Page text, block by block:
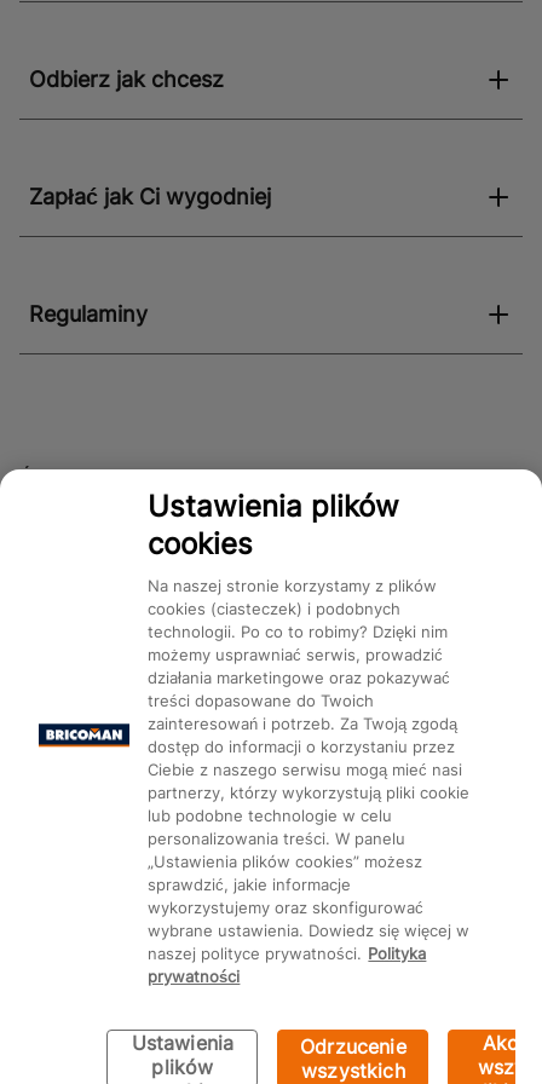
Odbierz jak chcesz
Zapłać jak Ci wygodniej
Regulaminy
Śledź nas!
Mapa Strony: Kategorie Produkty Marki CMS
Ustawienia plików cookie
Ustawienia plików
cookies
Na naszej stronie korzystamy z plików
cookies (ciasteczek) i podobnych
technologii. Po co to robimy? Dzięki nim
możemy usprawniać serwis, prowadzić
działania marketingowe oraz pokazywać
treści dopasowane do Twoich
zainteresowań i potrzeb. Za Twoją zgodą
dostęp do informacji o korzystaniu przez
Ciebie z naszego serwisu mogą mieć nasi
partnerzy, którzy wykorzystują pliki cookie
lub podobne technologie w celu
personalizowania treści. W panelu
„Ustawienia plików cookies” możesz
sprawdzić, jakie informacje
wykorzystujemy oraz skonfigurować
wybrane ustawienia. Dowiedz się więcej w
naszej polityce prywatności. Polityka
prywatności
Ustawienia
plików
Odrzucenie
wszystkich